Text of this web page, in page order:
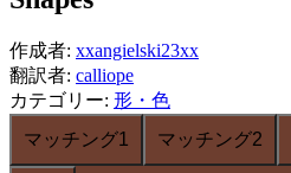
作成者: xxangielski23xx
翻訳者: calliope
カテゴリー: 形・色
マッチング1
マッチング2